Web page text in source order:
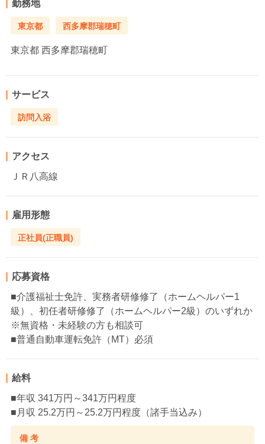
勤務地
東京都 西多摩郡瑞穂町
東京都 西多摩郡瑞穂町
サービス
訪問入浴
アクセス
ＪＲ八高線
雇用形態
正社員(正職員)
応募資格
■介護福祉士免許、実務者研修修了（ホームヘルパー1
級）、初任者研修修了（ホームヘルパー2級）のいずれか
※無資格・未経験の方も相談可
■普通自動車運転免許（MT）必須
給料
■年収 341万円～341万円程度
■月収 25.2万円～25.2万円程度（諸手当込み）
備 考